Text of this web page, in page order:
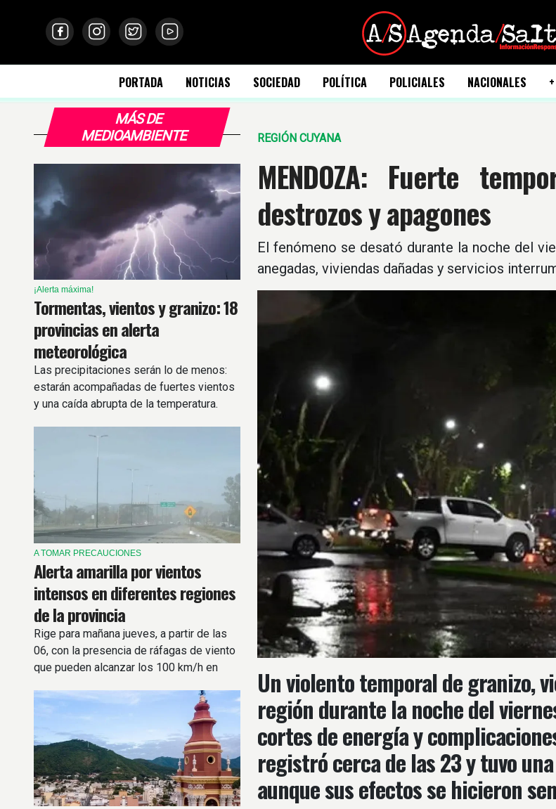
PORTADA NOTICIAS SOCIEDAD POLÍTICA POLICIALES NACIONALES
MÁS DE
MEDIOAMBIENTE
¡Alerta máxima!
Tormentas, vientos y granizo: 18
provincias en alerta
meteorológica
Las precipitaciones serán lo de menos:
estarán acompañadas de fuertes vientos
y una caída abrupta de la temperatura.
A TOMAR PRECAUCIONES
Alerta amarilla por vientos
intensos en diferentes regiones
de la provincia
Rige para mañana jueves, a partir de las
06, con la presencia de ráfagas de viento
que pueden alcanzar los 100 km/h en
REGIÓN CUYANA
MENDOZA: Fuerte
destrozos y apagones
El fenómeno se desató durante la noche del
anegadas, viviendas dañadas y servicios
Un violento temporal de granizo,
región durante la noche del
cortes de energía y
registró cerca de las 23 y tuvo
aunque sus efectos se hicieron